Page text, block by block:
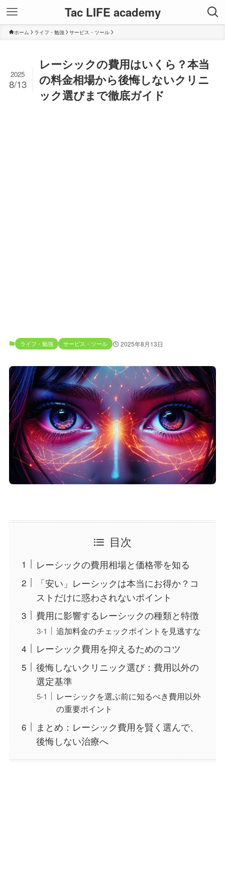
Tac LIFE academy
ホーム ライフ・勉強 サービス・ツール
レーシックの費用はいくら？本当
の料金相場から後悔しないクリニ
ック選びまで徹底ガイド
2025
8/13
ライフ・勉強 サービス・ツール 2025年8月13日
目次
レーシックの費用相場と価格帯を知る
「安い」レーシックは本当にお得か？コ
ストだけに惑わされないポイント
費用に影響するレーシックの種類と特徴
追加料金のチェックポイントを見逃すな
レーシック費用を抑えるためのコツ
後悔しないクリニック選び：費用以外の
選定基準
レーシックを選ぶ前に知るべき費用以外
の重要ポイント
まとめ：レーシック費用を賢く選んで、
後悔しない治療へ